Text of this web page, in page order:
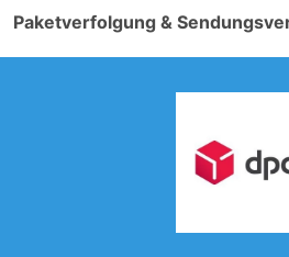
Paketverfolgung &